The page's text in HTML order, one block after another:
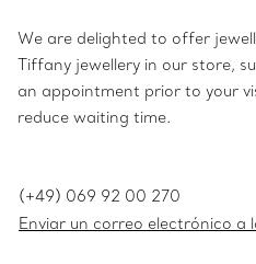
We are delighted to offer
Tiffany jewellery in our store,
an appointment prior to your
reduce waiting time.
(+49) 069 92 00 270
Enviar un correo electrónico a